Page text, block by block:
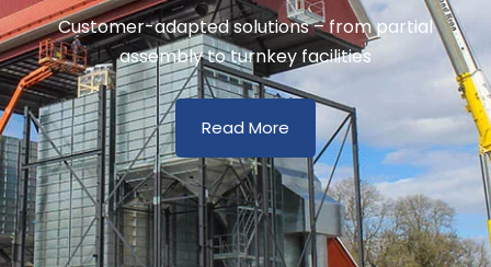
Customer-adapted solutions – from partial
assembly to turnkey facilities
Read More